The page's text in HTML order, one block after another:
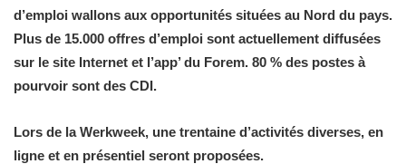
d’emploi wallons aux opportunités situées au Nord du pays.
Plus de 15.000 offres d’emploi sont actuellement diffusées
sur le site Internet et l’app’ du Forem. 80 % des postes à
pourvoir sont des CDI.
Lors de la Werkweek, une trentaine d’activités diverses, en
ligne et en présentiel seront proposées.